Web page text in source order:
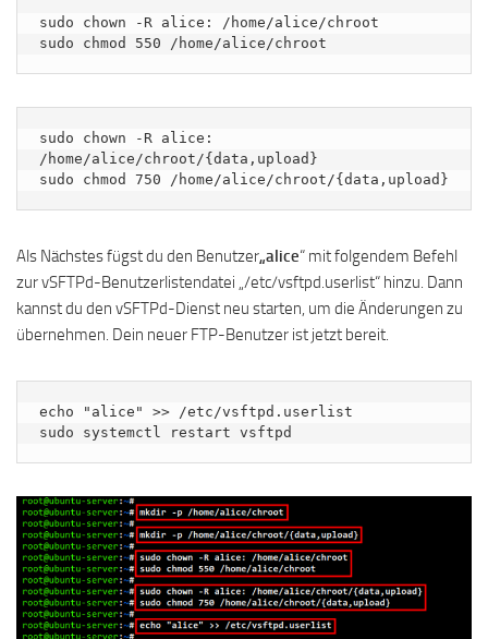
sudo chown -R alice: /home/alice/chroot
sudo chmod 550 /home/alice/chroot
sudo chown -R alice:
/home/alice/chroot/{data,upload}
sudo chmod 750 /home/alice/chroot/{data,upload}
Als Nächstes fügst du den Benutzer„alice“ mit folgendem Befehl
zur vSFTPd-Benutzerlistendatei „/etc/vsftpd.userlist“ hinzu. Dann
kannst du den vSFTPd-Dienst neu starten, um die Änderungen zu
übernehmen. Dein neuer FTP-Benutzer ist jetzt bereit.
echo "alice" >> /etc/vsftpd.userlist
sudo systemctl restart vsftpd